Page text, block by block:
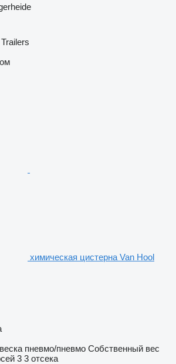
химическая цистерна Van Hool
пневмо/пневмо Собственный вес
3 3 отсека